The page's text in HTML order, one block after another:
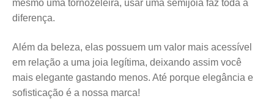
mesmo uma tornozeleira, usar uma semijoia faz toda a
diferença.
Além da beleza, elas possuem um valor mais acessível
em relação a uma joia legítima, deixando assim você
mais elegante gastando menos. Até porque elegância e
sofisticação é a nossa marca!